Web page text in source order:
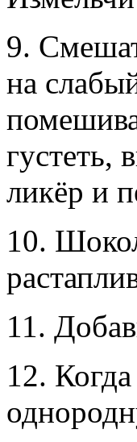
9.
на
густеть,
ликёр и
10.
11.
12.